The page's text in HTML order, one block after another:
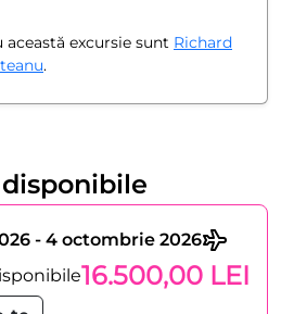
excursie sunt Richard
.
- 4 octombrie 2026
16.500,00 LEI